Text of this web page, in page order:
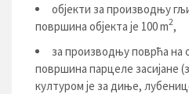
објекти за производњу
површина објекта је 100 m2,
за производњу поврћа на
површина парцеле засијане
културом је за диње,